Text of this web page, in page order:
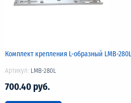
Комплект крепления L-образный LMB-280L
Артикул: LMB-280L
700.40 руб.